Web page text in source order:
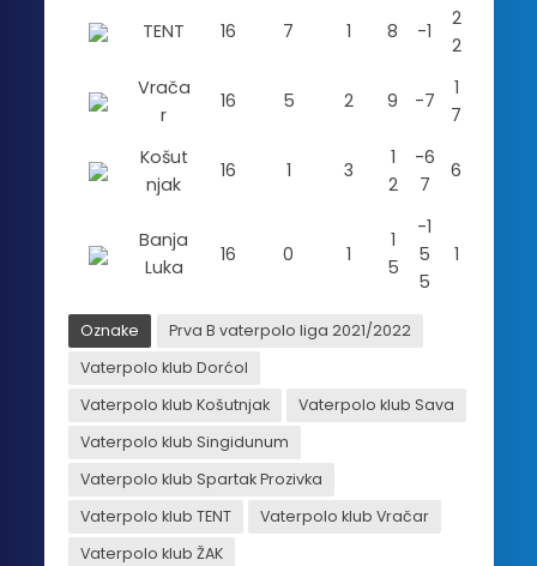
TENT 16 7 1 8 -1
2
2
Vrača
r
16 5 2 9 -7
1
7
Košut
njak
16 1 3
1
2
-6
7
6
Banja
Luka
16 0 1
1
5
-1
5
5
1
Oznake
Prva B vaterpolo liga 2021/2022
Vaterpolo klub Dorćol
Vaterpolo klub Košutnjak
Vaterpolo klub Sava
Vaterpolo klub Singidunum
Vaterpolo klub Spartak Prozivka
Vaterpolo klub TENT
Vaterpolo klub Vračar
Vaterpolo klub ŽAK